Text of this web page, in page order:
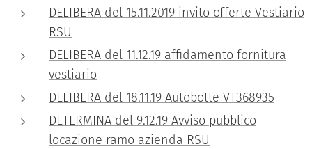
DELIBERA del 15.11.2019 invito offerte Vestiario
RSU
DELIBERA del 11.12.19 affidamento fornitura
vestiario
DELIBERA del 18.11.19 Autobotte VT368935
DETERMINA del 9.12.19 Avviso pubblico
locazione ramo azienda RSU